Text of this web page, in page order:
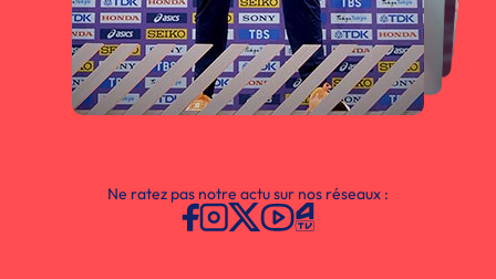
Ne ratez pas notre actu sur nos réseaux :